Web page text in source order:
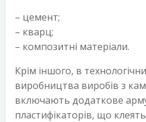
– цемент;
– кварц;
– композитні матеріали.
Крім іншого, в
виробництва виробів з
включають додаткове
пластифікаторів, що